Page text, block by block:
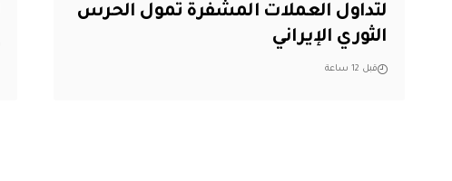
لتداول العملات المشفرة تمول الحرس
الثوري الإيراني
قبل 12 ساعة